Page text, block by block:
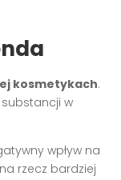
kosmetykach.
w
wpływ na
rzecz bardziej